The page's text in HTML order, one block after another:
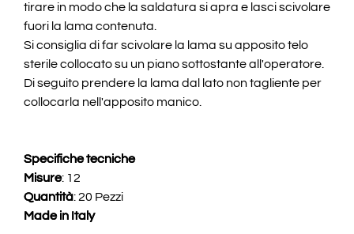
tirare in modo che la saldatura si apra e lasci scivolare
fuori la lama contenuta.
Si consiglia di far scivolare la lama su apposito telo
sterile collocato su un piano sottostante all'operatore.
Di seguito prendere la lama dal lato non tagliente per
collocarla nell'apposito manico.
Specifiche tecniche
Misure: 12
Quantità: 20 Pezzi
Made in Italy